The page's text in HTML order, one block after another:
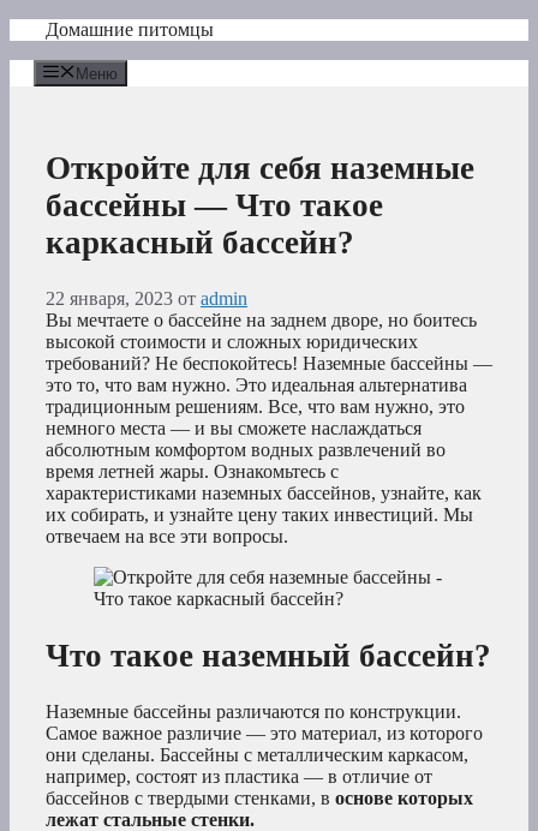
Перейти
содержимому
Домашние питомцы
Меню
Откройте для себя наземные
бассейны — Что такое
каркасный бассейн?
22 января, 2023 от admin
Вы мечтаете о бассейне на заднем дворе, но боитесь
высокой стоимости и сложных юридических
требований? Не беспокойтесь! Наземные бассейны —
это то, что вам нужно. Это идеальная альтернатива
традиционным решениям. Все, что вам нужно, это
немного места — и вы сможете наслаждаться
абсолютным комфортом водных развлечений во
время летней жары. Ознакомьтесь с
характеристиками наземных бассейнов, узнайте, как
их собирать, и узнайте цену таких инвестиций. Мы
отвечаем на все эти вопросы.
Что такое наземный бассейн?
Наземные бассейны различаются по конструкции.
Самое важное различие — это материал, из которого
они сделаны. Бассейны с металлическим каркасом,
например, состоят из пластика — в отличие от
бассейнов с твердыми стенками, в основе которых
лежат стальные стенки.